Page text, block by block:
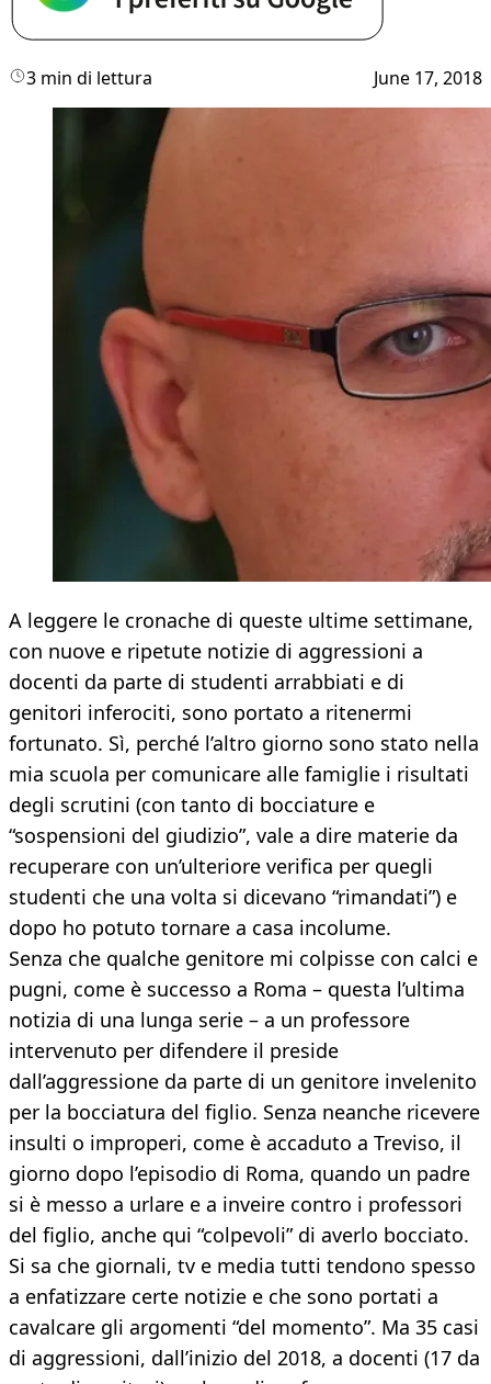
3 min di lettura June 17, 2018
A leggere le cronache di queste ultime settimane,
con nuove e ripetute notizie di aggressioni a
docenti da parte di studenti arrabbiati e di
genitori inferociti, sono portato a ritenermi
fortunato. Sì, perché l’altro giorno sono stato nella
mia scuola per comunicare alle famiglie i risultati
degli scrutini (con tanto di bocciature e
“sospensioni del giudizio”, vale a dire materie da
recuperare con un’ulteriore verifica per quegli
studenti che una volta si dicevano “rimandati”) e
dopo ho potuto tornare a casa incolume.
Senza che qualche genitore mi colpisse con calci e
pugni, come è successo a Roma – questa l’ultima
notizia di una lunga serie – a un professore
intervenuto per difendere il preside
dall’aggressione da parte di un genitore invelenito
per la bocciatura del figlio. Senza neanche ricevere
insulti o improperi, come è accaduto a Treviso, il
giorno dopo l’episodio di Roma, quando un padre
si è messo a urlare e a inveire contro i professori
del figlio, anche qui “colpevoli” di averlo bocciato.
Si sa che giornali, tv e media tutti tendono spesso
a enfatizzare certe notizie e che sono portati a
cavalcare gli argomenti “del momento”. Ma 35 casi
di aggressioni, dall’inizio del 2018, a docenti (17 da